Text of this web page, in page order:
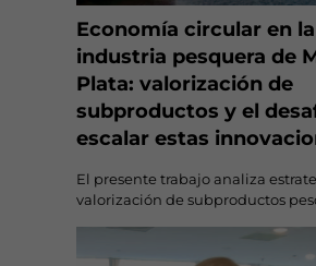
Economía circular en la
industria pesquera de
Plata: valorización de
subproductos y el
escalar estas
El presente trabajo analiza
valorización de subproductos